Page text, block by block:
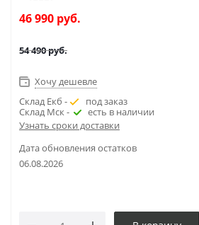
46 990 руб.
54 490руб.
Хочу дешевле
Склад Екб -
под заказ
Склад Мск -
есть в наличии
Узнать сроки доставки
Дата обновления остатков
06.08.2026